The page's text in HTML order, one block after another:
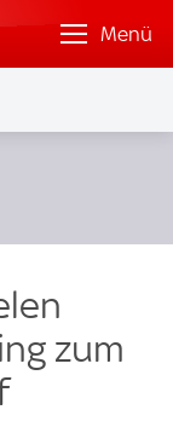
Menü
zum